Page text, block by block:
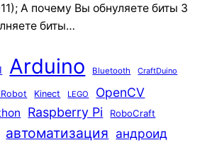
А почему Вы обнуляете биты 3
биты…
Arduino Bluetooth CraftDuino
Kinect LEGO OpenCV
Raspberry Pi RoboCraft
автоматизация андроид